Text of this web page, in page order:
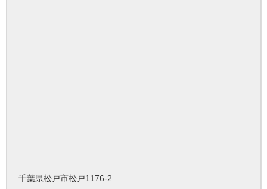
千葉県松戸市松戸1176-2